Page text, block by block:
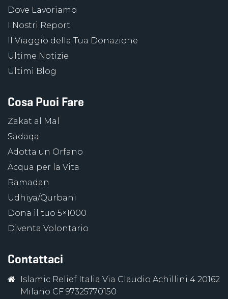
Dove Lavoriamo
I Nostri Report
Il Viaggio della Tua Donazione
Ultime Notizie
Ultimi Blog
Cosa Puoi Fare
Zakat al Mal
Sadaqa
Adotta un Orfano
Acqua per la Vita
Ramadan
Udhiya/Qurbani
Dona il tuo 5×1000
Diventa Volontario
Contattaci
Islamic Relief Italia Via Claudio Achillini 4 20162
Milano CF 97325770150